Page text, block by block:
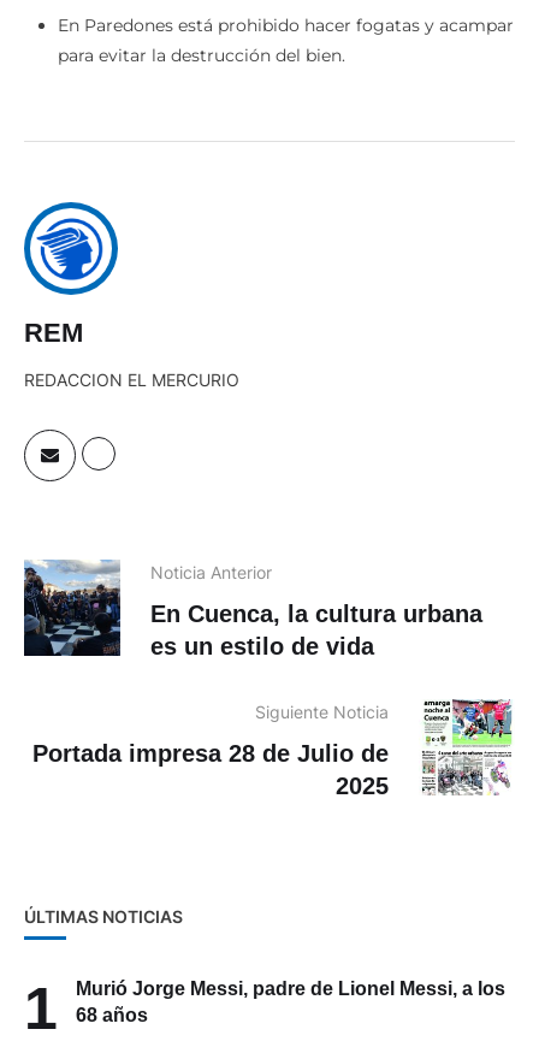
En Paredones está prohibido hacer fogatas y acampar
para evitar la destrucción del bien.
REM
REDACCION EL MERCURIO
Noticia Anterior
En Cuenca, la cultura urbana
es un estilo de vida
Siguiente Noticia
Portada impresa 28 de Julio de
2025
ÚLTIMAS NOTICIAS
1
Murió Jorge Messi, padre de Lionel Messi, a los
68 años